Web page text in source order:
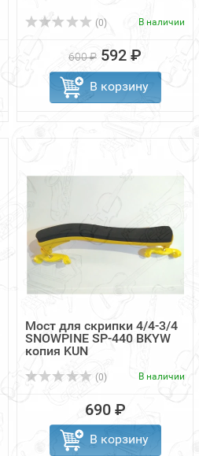
(0) В наличии
600 ₽ 592 ₽
В корзину
Мост для скрипки 4/4-3/4
SNOWPINE SP-440 BKYW
копия KUN
(0) В наличии
690 ₽
В корзину